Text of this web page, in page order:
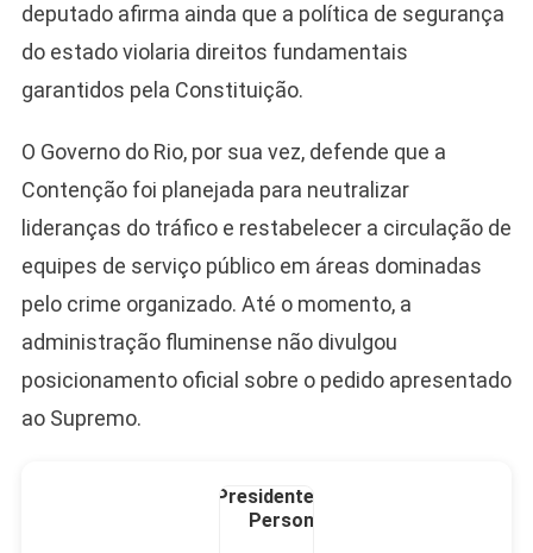
deputado afirma ainda que a política de segurança
do estado violaria direitos fundamentais
garantidos pela Constituição.
O Governo do Rio, por sua vez, defende que a
Contenção foi planejada para neutralizar
lideranças do tráfico e restabelecer a circulação de
equipes de serviço público em áreas dominadas
pelo crime organizado. Até o momento, a
administração fluminense não divulgou
posicionamento oficial sobre o pedido apresentado
ao Supremo.
Camiseta Camisa
2026 Pátria Brasil 6 X
R$60,00 R$99,00 -39%
Ver no MERCADO
LIVRE
Presidente Porcelana
Personalizada